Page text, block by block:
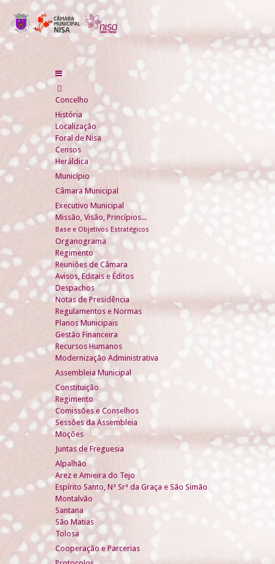
Concelho
História
Localização
Foral de Nisa
Censos
Heráldica
Município
Câmara Municipal
Executivo Municipal
Missão, Visão, Princípios...
Base e Objetivos Estratégicos
Organograma
Regimento
Reuniões de Câmara
Avisos, Editais e Éditos
Despachos
Notas de Presidência
Regulamentos e Normas
Planos Municipais
Gestão Financeira
Recursos Humanos
Modernização Administrativa
Assembleia Municipal
Constituição
Regimento
Comissões e Conselhos
Sessões da Assembleia
Moções
Juntas de Freguesia
Alpalhão
Arez e Amieira do Tejo
Espírito Santo, Nª Srª da Graça e São Simão
Montalvão
Santana
São Matias
Tolosa
Cooperação e Parcerias